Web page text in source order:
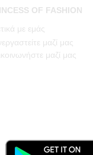
OF FASHION
με εμάς
μαζί μας
μαζί μας